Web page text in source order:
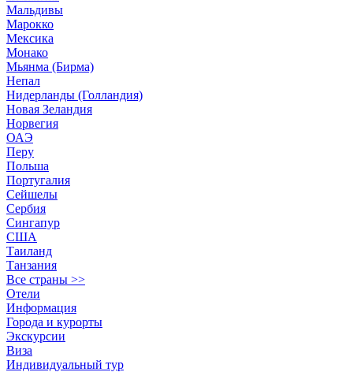
Мальдивы
Марокко
Мексика
Монако
Мьянма (Бирма)
Непал
Нидерланды (Голландия)
Новая Зеландия
Норвегия
ОАЭ
Перу
Польша
Португалия
Сейшелы
Сербия
Сингапур
США
Таиланд
Танзания
Все страны >>
Отели
Информация
Города и курорты
Экскурсии
Виза
Индивидуальный тур